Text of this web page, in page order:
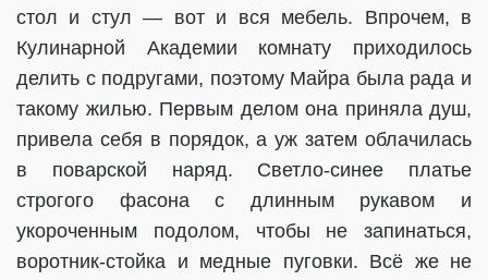
стол и стул — вот и вся мебель. Впрочем, в
Кулинарной Академии комнату приходилось
делить с подругами, поэтому Майра была рада и
такому жилью. Первым делом она приняла душ,
привела себя в порядок, а уж затем облачилась
в поварской наряд. Светло-синее платье
строгого фасона с длинным рукавом и
укороченным подолом, чтобы не запинаться,
воротник-стойка и медные пуговки. Всё же не